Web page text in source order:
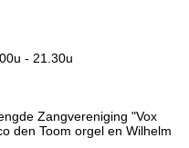
- 21.30u
Zangvereniging "Vox
den Toom orgel en Wilhelm